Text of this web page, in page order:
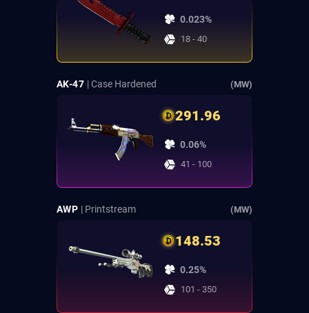
0.023%
18 - 40
AK-47 | Case Hardened (MW)
291.96
0.06%
41 - 100
AWP | Printstream (MW)
148.53
0.25%
101 - 350